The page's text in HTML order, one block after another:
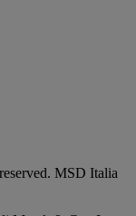
MSD Italia